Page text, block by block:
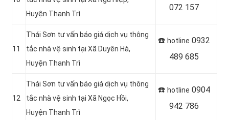
Huyện Thanh Trì
072 157
11
Thái Sơn tư vấn báo giá dịch vụ thông
tắc nhà vệ sinh tại Xã Duyên Hà,
Huyện Thanh Trì
☎️ hotline 0932
489 685
12
Thái Sơn tư vấn báo giá dịch vụ thông
tắc nhà vệ sinh tại Xã Ngọc Hồi,
Huyện Thanh Trì
☎️ hotline 0904
942 786